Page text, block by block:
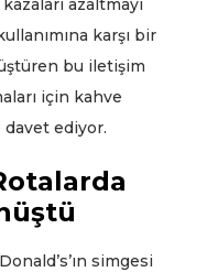
azaltmayı
karşı bir
bu iletişim
için kahve
ediyor.
simgesi